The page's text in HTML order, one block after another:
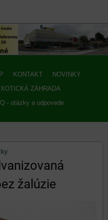
KONTAKT
NOVINKY
ZÁHRADA
- otázky a odpovede
žalúzie